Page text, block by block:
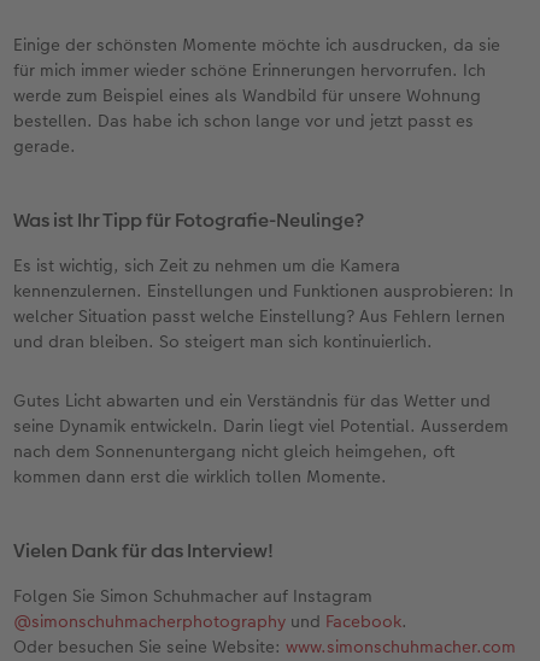
Einige der schönsten Momente möchte ich ausdrucken, da sie
für mich immer wieder schöne Erinnerungen hervorrufen. Ich
werde zum Beispiel eines als Wandbild für unsere Wohnung
bestellen. Das habe ich schon lange vor und jetzt passt es
gerade.
Was ist Ihr Tipp für Fotografie-Neulinge?
Es ist wichtig, sich Zeit zu nehmen um die Kamera
kennenzulernen. Einstellungen und Funktionen ausprobieren: In
welcher Situation passt welche Einstellung? Aus Fehlern lernen
und dran bleiben. So steigert man sich kontinuierlich.
Gutes Licht abwarten und ein Verständnis für das Wetter und
seine Dynamik entwickeln. Darin liegt viel Potential. Ausserdem
nach dem Sonnenuntergang nicht gleich heimgehen, oft
kommen dann erst die wirklich tollen Momente.
Vielen Dank für das Interview!
Folgen Sie Simon Schuhmacher auf Instagram
@simonschuhmacherphotography und Facebook.
Oder besuchen Sie seine Website:www.simonschuhmacher.com